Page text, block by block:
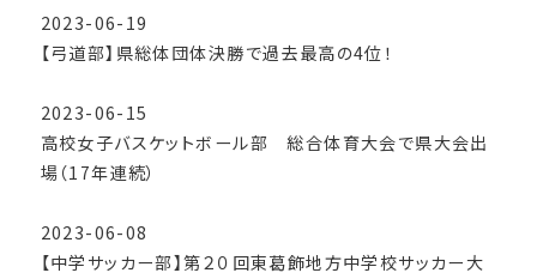
2023-06-19
【弓道部】県総体団体決勝で過去最高の4位！
2023-06-15
高校女子バスケットボール部 総合体育大会で県大会出
場（17年連続）
2023-06-08
【中学サッカー部】第２０回東葛飾地方中学校サッカー大